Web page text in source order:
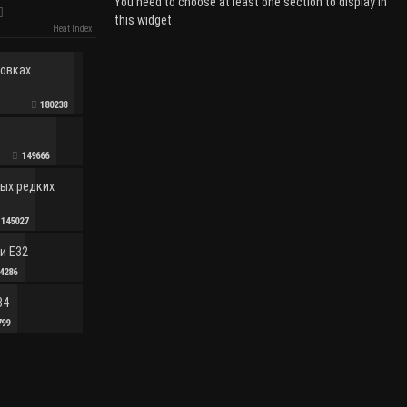
Heat Index
180238
149666
редких
145027
E32
this widget